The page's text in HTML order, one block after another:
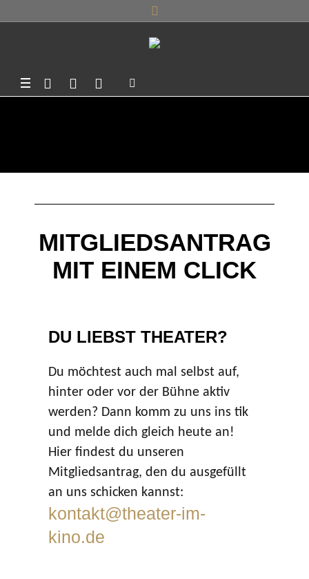
MITGLIEDSANTRAG
MIT EINEM CLICK
DU LIEBST THEATER?
Du möchtest auch mal selbst auf,
hinter oder vor der Bühne aktiv
werden? Dann komm zu uns ins tik
und melde dich gleich heute an!
Hier findest du unseren
Mitgliedsantrag, den du ausgefüllt
an uns schicken kannst:
kontakt@theater-im-
kino.de